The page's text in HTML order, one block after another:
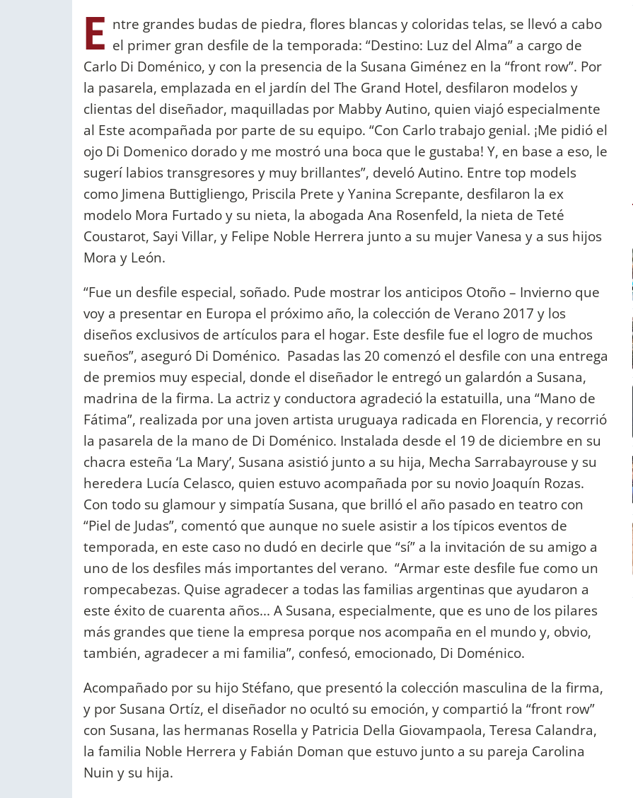
E ntre grandes budas de piedra, flores blancas y coloridas telas, se llevó a cabo
el primer gran desfile de la temporada: “Destino: Luz del Alma” a cargo de
Carlo Di Doménico, y con la presencia de la Susana Giménez en la “front row”. Por
la pasarela, emplazada en el jardín del The Grand Hotel, desfilaron modelos y
clientas del diseñador, maquilladas por Mabby Autino, quien viajó especialmente
al Este acompañada por parte de su equipo. “Con Carlo trabajo genial. ¡Me pidió el
ojo Di Domenico dorado y me mostró una boca que le gustaba! Y, en base a eso, le
sugerí labios transgresores y muy brillantes”, develó Autino. Entre top models
como Jimena Buttigliengo, Priscila Prete y Yanina Screpante, desfilaron la ex
modelo Mora Furtado y su nieta, la abogada Ana Rosenfeld, la nieta de Teté
Coustarot, Sayi Villar, y Felipe Noble Herrera junto a su mujer Vanesa y a sus hijos
Mora y León.
“Fue un desfile especial, soñado. Pude mostrar los anticipos Otoño – Invierno que
voy a presentar en Europa el próximo año, la colección de Verano 2017 y los
diseños exclusivos de artículos para el hogar. Este desfile fue el logro de muchos
sueños”, aseguró Di Doménico. Pasadas las 20 comenzó el desfile con una entrega
de premios muy especial, donde el diseñador le entregó un galardón a Susana,
madrina de la firma. La actriz y conductora agradeció la estatuilla, una “Mano de
Fátima”, realizada por una joven artista uruguaya radicada en Florencia, y recorrió
la pasarela de la mano de Di Doménico. Instalada desde el 19 de diciembre en su
chacra esteña ‘La Mary’, Susana asistió junto a su hija, Mecha Sarrabayrouse y su
heredera Lucía Celasco, quien estuvo acompañada por su novio Joaquín Rozas.
Con todo su glamour y simpatía Susana, que brilló el año pasado en teatro con
“Piel de Judas”, comentó que aunque no suele asistir a los típicos eventos de
temporada, en este caso no dudó en decirle que “sí” a la invitación de su amigo a
uno de los desfiles más importantes del verano. “Armar este desfile fue como un
rompecabezas. Quise agradecer a todas las familias argentinas que ayudaron a
este éxito de cuarenta años... A Susana, especialmente, que es uno de los pilares
más grandes que tiene la empresa porque nos acompaña en el mundo y, obvio,
también, agradecer a mi familia”, confesó, emocionado, Di Doménico.
Acompañado por su hijo Stéfano, que presentó la colección masculina de la firma,
y por Susana Ortíz, el diseñador no ocultó su emoción, y compartió la “front row”
con Susana, las hermanas Rosella y Patricia Della Giovampaola, Teresa Calandra,
la familia Noble Herrera y Fabián Doman que estuvo junto a su pareja Carolina
Nuin y su hija.